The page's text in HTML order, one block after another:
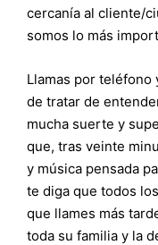
cercanía al cliente/
somos lo más
Llamas por
de tratar de
mucha suerte y
que, tras veinte
y música pensada
te diga que todos
que llames más
toda su familia y la